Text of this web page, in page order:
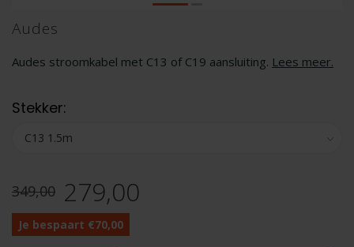
Audes
Audes stroomkabel met C13 of C19 aansluiting. Lees meer.
Stekker:
349,00 279,00
Je bespaart €70,00